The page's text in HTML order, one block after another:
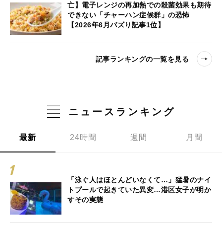
亡】電子レンジの再加熱での殺菌効果も期待
できない「チャーハン症候群」の恐怖
【2026年6月バズり記事1位】
記事ランキングの一覧を見る
ニュースランキング
最新 24時間 週間 月間
「泳ぐ人はほとんどいなくて…」猛暑のナイ
トプールで起きていた異変…港区女子が明か
すその実態